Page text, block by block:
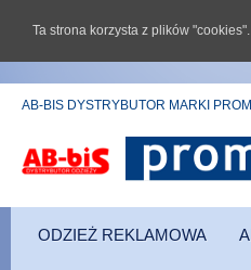
AB-BIS DYSTRYBUTOR MARKI
ODZIEŻ REKLAMOWA
Ta strona korzysta z plików